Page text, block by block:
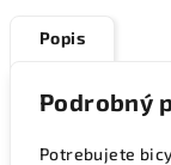
Popis
Podrobný
Potrebujete